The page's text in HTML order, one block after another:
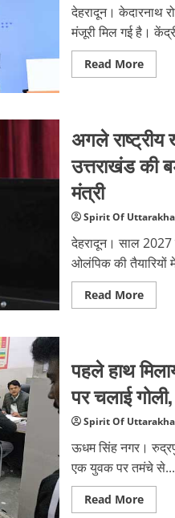
हुआ
देहरादून। केदारनाथ
मंजूरी मिल गई है।
Read MoreRead
more
रोपवे
प्रोजेक्ट
को
केंद्र
से
आसान,
में
लगी
मुहर
अगले
उत्तराखंड की
मंत्री
Spirit Of
देहरादून। साल 2027
ओलंपिक की तैयारियों
Read MoreRead
more
और
ओलंपिक
तैयारियों
में
उत्तराखंड
की
बड़ी
देंगी
खेल
मंत्री
पहले हाथ
पर चलाई
Spirit Of
ऊधम सिंह नगर।
एक युवक पर तमंचे से...
Read MoreRead
more